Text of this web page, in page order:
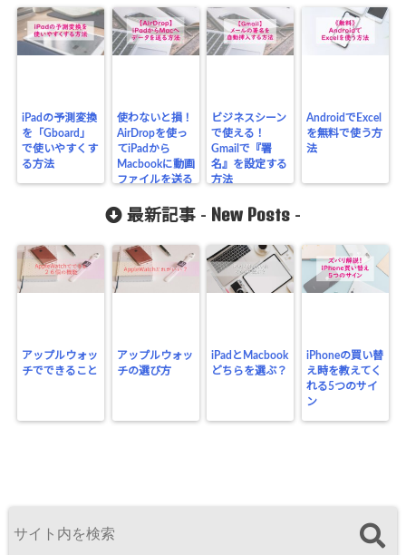
iPadの予測変換
を「Gboard」
で使いやすくす
る方法
使わないと損！
AirDropを使っ
てiPadから
Macbookに動画
ファイルを送る
ビジネスシーン
で使える！
Gmailで『署
名』を設定する
方法
AndroidでExcel
を無料で使う方
法
最新記事 - New Posts -
アップルウォッ
チでできること
アップルウォッ
チの選び方
iPadとMacbook
どちらを選ぶ？
iPhoneの買い替
え時を教えてく
れる5つのサイ
ン